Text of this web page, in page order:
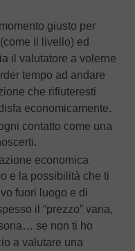
giusto per
il livello) ed
il valutatore a volerne
tempo ad andare
che rifiuteresti
economicamente.
contatto come una
economica
e la possibilità che ti
fuori luogo e di
il “prezzo” varia,
se non ti ho
a valutare una